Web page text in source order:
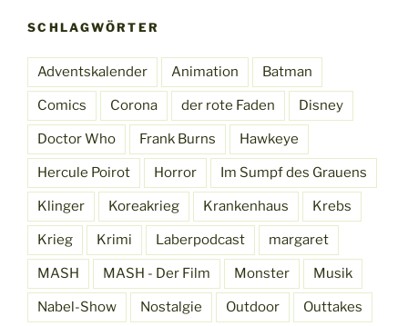
SCHLAGWÖRTER
Adventskalender Animation Batman
Comics Corona der rote Faden Disney
Doctor Who Frank Burns Hawkeye
Hercule Poirot Horror Im Sumpf des Grauens
Klinger Koreakrieg Krankenhaus Krebs
Krieg Krimi Laberpodcast margaret
MASH MASH - Der Film Monster Musik
Nabel-Show Nostalgie Outdoor Outtakes